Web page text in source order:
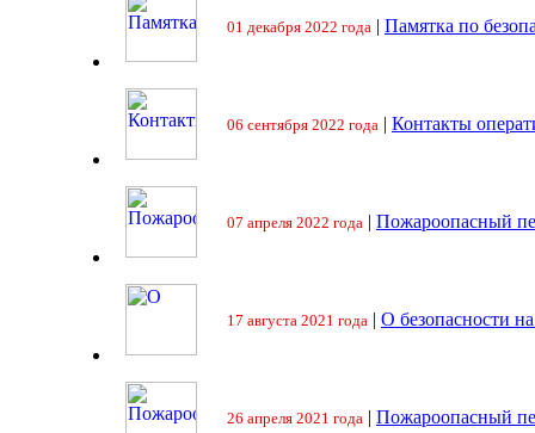
01 декабря 2022 года | Памятка по
06 сентября 2022 года | Контакты
07 апреля 2022 года | Пожароопасный
17 августа 2021 года | О безопасности
26 апреля 2021 года | Пожароопасный